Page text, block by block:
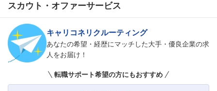
スカウト・オファーサービス
キャリコネリクルーティング
あなたの希望・経歴にマッチした大手・優良企業の求
人をお届け！
転職サポート希望の方にもおすすめ